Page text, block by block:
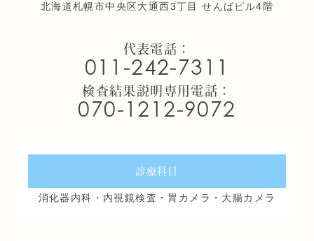
北海道札幌市中央区大通西3丁目 せんばビル4階
代表電話：
011-242-7311
検査結果説明専用電話：
070-1212-9072
診療科目
消化器内科・内視鏡検査・胃カメラ・大腸カメラ